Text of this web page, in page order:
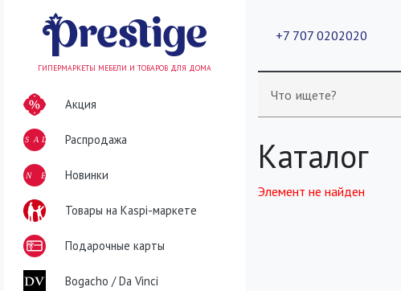
+7 707 0202020
Что ищете?
ГИПЕРМАРКЕТЫ МЕБЕЛИ И ТОВАРОВ ДЛЯ ДОМА
Акция
SALE Распродажа
NEWНовинки
Товары на Kaspi-маркете
Подарочные карты
Bogacho / Da Vinci
Каталог
Элемент не найден